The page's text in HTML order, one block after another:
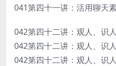
041第四十一讲：活用聊天
042第四十二讲：观人、识
042第四十二讲：观人、识
042第四十二讲：观人、识